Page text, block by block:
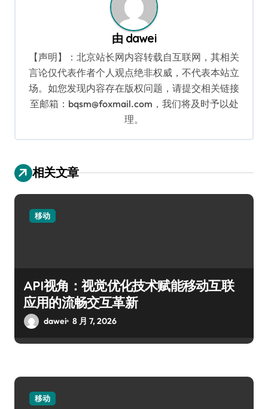
由 dawei
【声明】：北京站长网内容转载自互联网，其相关
言论仅代表作者个人观点绝非权威，不代表本站立
场。如您发现内容存在版权问题，请提交相关链接
至邮箱：bqsm@foxmail.com，我们将及时予以处
理。
相关文章
移动
API视角：视觉优化技术赋能移动互联
应用的流畅交互革新
dawei 8 月 7, 2026
移动